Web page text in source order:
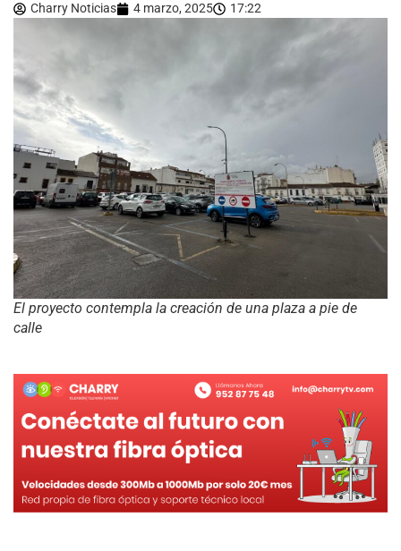
Charry Noticias 4 marzo, 2025 17:22
El proyecto contempla la creación de una plaza a pie de
calle